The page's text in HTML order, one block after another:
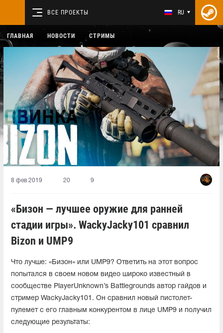
ВСЕ ПРОЕКТЫ RU
ГЛАВНАЯ НОВОСТИ СТРИМЫ
8 фев 2019 20 9
«Бизон — лучшее оружие для ранней
стадии игры». WackyJacky101 сравнил
Bizon и UMP9
Что лучше: «Бизон» или UMP9? Ответить на этот вопрос
попытался в своем новом видео широко известный в
сообществе PlayerUnknown’s Battlegrounds автор гайдов и
стример WackyJacky101. Он сравнил новый пистолет-
пулемет с его главным конкурентом в лице UMP9 и получил
следующие результаты: